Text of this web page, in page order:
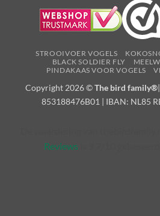
STROOIVOER VOGELS
BLACK SOLDIER FLY
PINDAKAAS VOOR VOGELS
Copyright 2026 ©The bird family®
853188476B01 | IBAN: NL85
Reviews